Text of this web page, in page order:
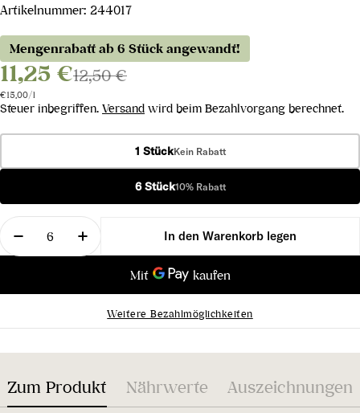
Artikelnummer: 244017
Mengenrabatt ab 6 Stück angewandt!
11,25 €12,50 €
Stückpreis
€15,00/pro
l
Steuer inbegriffen. Versand wird beim Bezahlvorgang berechnet.
1 StückKein Rabatt
6 Stück10% Rabatt
Menge
Menge für Shiraz Baan 2023 verringern
Menge für Shiraz Baan 2023 erhöhen
In den Warenkorb legen
Weitere Bezahlmöglichkeiten
Zum Produkt Nährwerte Auszeichnungen